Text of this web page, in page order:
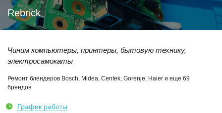
Rebrick
Чиним компьютеры, принтеры, бытовую технику,
электросамокаты
Ремонт блендеров Bosch, Midea, Centek, Gorenje, Haier и еще 69
брендов
График работы